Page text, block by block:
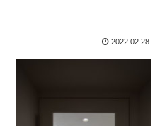
2022.02.28